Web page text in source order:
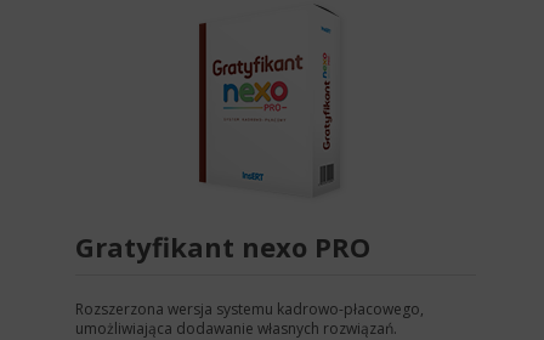
Gratyfikant nexo PRO
Rozszerzona wersja systemu kadrowo-płacowego,
umożliwiająca dodawanie własnych rozwiązań.